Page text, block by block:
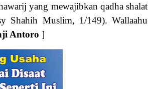
yang mewajibkan qadha shalat
Shahih Muslim, 1/149). Wallaahu
Antoro ]